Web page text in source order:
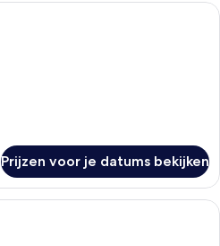
Een bureau, een strijkplank/
Prijzen voor je datums bekijken